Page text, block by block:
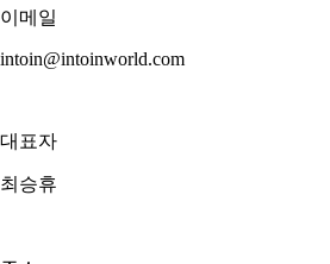
이메일
intoin@intoinworld.com
대표자
최승휴